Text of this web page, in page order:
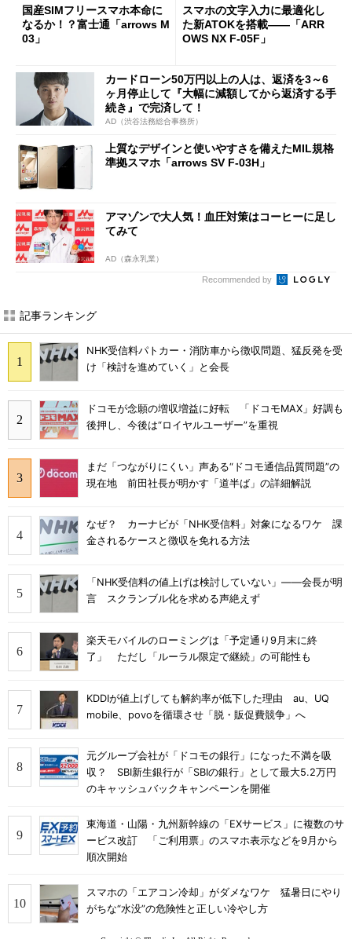
国産SIMフリースマホ本命に
なるか！？富士通「arrows M
03」
スマホの文字入力に最適化し
た新ATOKを搭載――「ARR
OWS NX F-05F」
カードローン50万円以上の人は、返済を3～6
ヶ月停止して『大幅に減額してから返済する手
続き』で完済して！
AD（渋谷法務総合事務所）
上質なデザインと使いやすさを備えたMIL規格
準拠スマホ「arrows SV F-03H」
アマゾンで大人気！血圧対策はコーヒーに足し
てみて
AD（森永乳業）
Recommended by
記事ランキング
NHK受信料パトカー・消防車から徴収問題、猛反発を受
け「検討を進めていく」と会長
ドコモが念願の増収増益に好転 「ドコモMAX」好調も
後押し、今後は“ロイヤルユーザー”を重視
まだ「つながりにくい」声ある“ドコモ通信品質問題”の
現在地 前田社長が明かす「道半ば」の詳細解説
なぜ？ カーナビが「NHK受信料」対象になるワケ 課
金されるケースと徴収を免れる方法
「NHK受信料の値上げは検討していない」――会長が明
言 スクランブル化を求める声絶えず
楽天モバイルのローミングは「予定通り9月末に終
了」 ただし「ルーラル限定で継続」の可能性も
KDDIが値上げしても解約率が低下した理由 au、UQ
mobile、povoを循環させ「脱・販促費競争」へ
元グループ会社が「ドコモの銀行」になった不満を吸
収？ SBI新生銀行が「SBIの銀行」として最大5.2万円
のキャッシュバックキャンペーンを開催
東海道・山陽・九州新幹線の「EXサービス」に複数のサ
ービス改訂 「ご利用票」のスマホ表示などを9月から
順次開始
スマホの「エアコン冷却」がダメなワケ 猛暑日にやり
がちな“水没”の危険性と正しい冷やし方